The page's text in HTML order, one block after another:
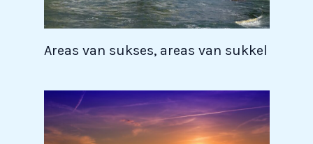
Areas van sukses, areas van sukkel